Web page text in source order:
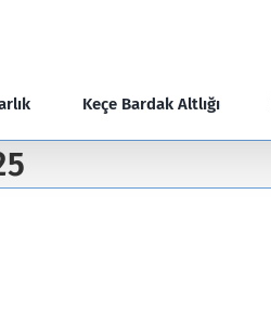
Keçe Bardak Altlığı